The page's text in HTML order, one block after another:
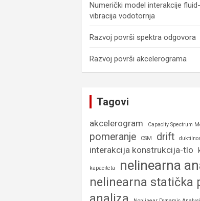
Numerički model interakcije
vibracija vodotornja
Razvoj površi spektra odgovora
Razvoj površi akcelerograma
Tagovi
akcelerogram Capacity Spectrum
pomeranje
CSM drift
interakcija konstrukcija-tlo
kapaciteta nelinearna
nelinearna statička